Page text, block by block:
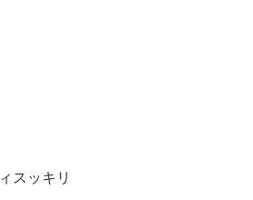
スッキリ